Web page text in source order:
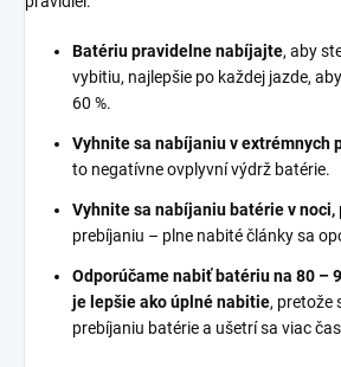
Batériu pravidelne nabíjajte, aby
vybitiu, najlepšie po každej jazde,
60 %.
Vyhnite sa nabíjaniu v extrémnych
to negatívne ovplyvní výdrž batérie.
Vyhnite sa nabíjaniu batérie v noci,
prebíjaniu – plne nabité články sa
Odporúčame nabiť batériu na 80 –
je lepšie ako úplné nabitie, pretože
prebíjaniu batérie a ušetrí sa viac